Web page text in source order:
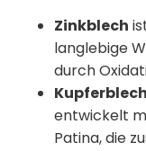
Zinkblech
langlebige
durch
Kupferblech
entwickelt
Patina, die